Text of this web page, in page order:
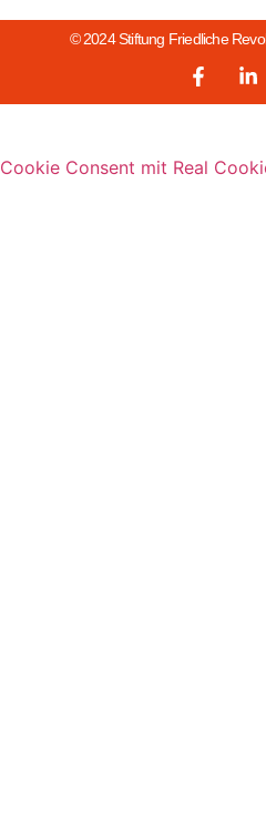
© 2024 Stiftung Friedliche
Cookie Consent mit Real